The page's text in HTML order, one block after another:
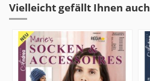
Vielleicht gefällt Ihnen auch